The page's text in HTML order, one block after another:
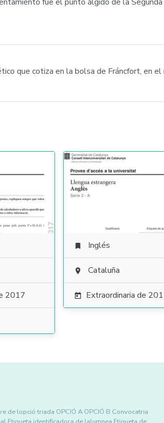
que cotiza en la bolsa de Fráncfort, en el
2017
 Inglés
 Cataluña
 Extraordinaria de
de lopció triada OPCIÓ A OPCIÓ B Convocatria